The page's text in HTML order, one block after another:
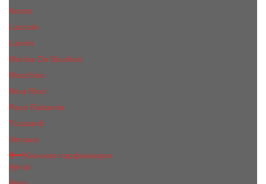
Kenzo
Lacoste
Lanvin
Marina De Bourbon
Moschino
Nina Ricci
Paco Rabanne
Trussardi
Versace
Женская парфюмерия
Ajmal